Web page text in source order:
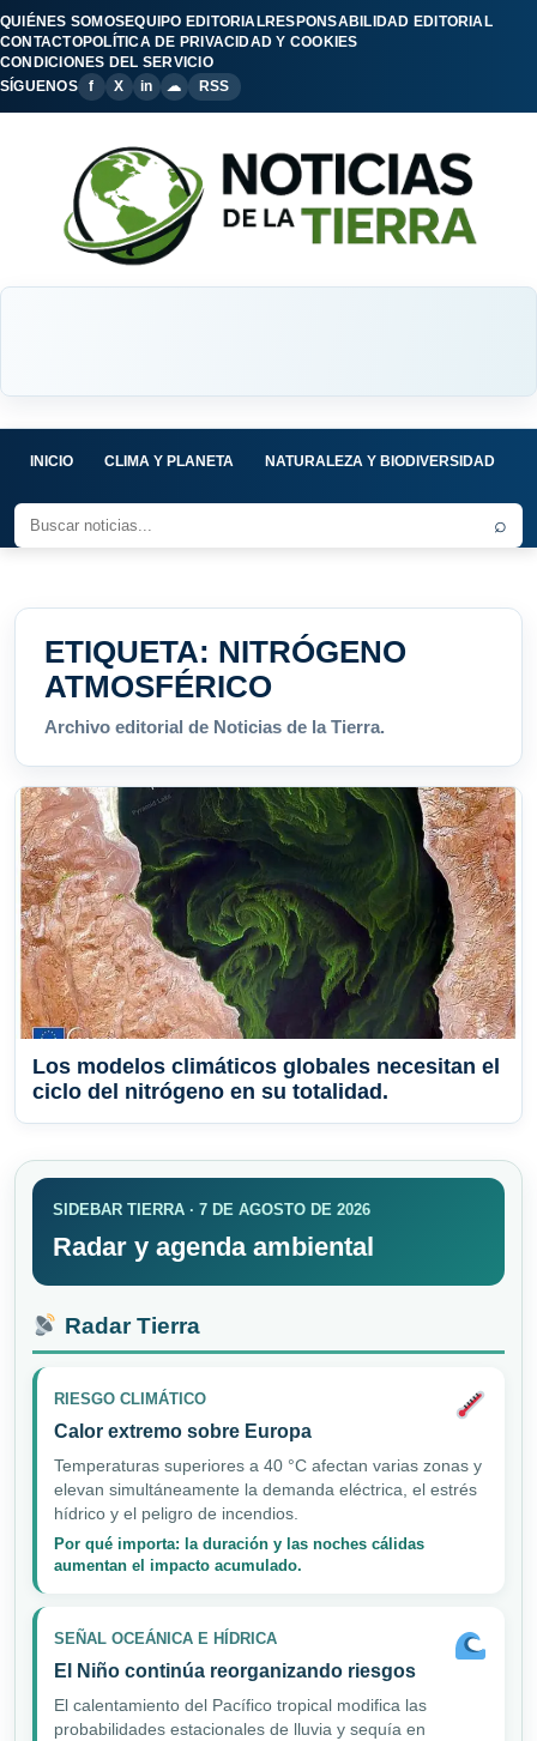
QUIÉNES SOMOSEQUIPO EDITORIALRESPONSABILIDAD EDITORIAL
CONTACTOPOLÍTICA DE PRIVACIDAD Y COOKIES
CONDICIONES DEL SERVICIO
SÍGUENOS
f X in ☁ RSS
INICIO CLIMA Y PLANETA NATURALEZA Y BIODIVERSIDAD
⌕
ETIQUETA: NITRÓGENO
ATMOSFÉRICO
Archivo editorial de Noticias de la Tierra.
Los modelos climáticos globales necesitan el
ciclo del nitrógeno en su totalidad.
SIDEBAR TIERRA · 7 DE AGOSTO DE 2026
Radar y agenda ambiental
Radar Tierra
RIESGO CLIMÁTICO
Calor extremo sobre Europa
Temperaturas superiores a 40 °C afectan varias zonas y
elevan simultáneamente la demanda eléctrica, el estrés
hídrico y el peligro de incendios.
Por qué importa: la duración y las noches cálidas
aumentan el impacto acumulado.
SEÑAL OCEÁNICA E HÍDRICA
El Niño continúa reorganizando riesgos
El calentamiento del Pacífico tropical modifica las
probabilidades estacionales de lluvia y sequía en